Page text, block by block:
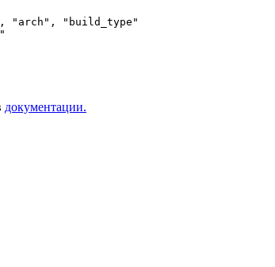
, "arch" ,
"build_type"
документации.